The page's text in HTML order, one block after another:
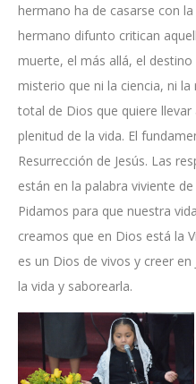
hermano ha de casarse con
hermano difunto critican
muerte, el más allá, el
misterio que ni la ciencia, ni
total de Dios que quiere
plenitud de la vida. El
Resurrección de Jesús. Las
están en la palabra viviente
Pidamos para que nuestra
creamos que en Dios está la
es un Dios de vivos y creer
la vida y saborearla.